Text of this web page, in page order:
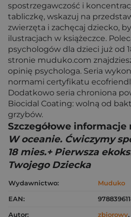
spostrzegawczość i
tabliczkę, wskazuj na
zwierzęta i zachęcaj dziecko,
ilustracjach w książeczce.
psychologów dla dzieci już od
stronie muduko.com
opinię psychologa. Seria
normami certyfikatu
Dodatkowo seria chroniona
Biocidal Coating: wolną od
grzybów.
Szczegółowe
W oceanie. Ćwiczymy
18 mies.+ Pierwsza
Twojego Dziecka
Wydawnictwo:
Muduko
EAN:
Autor:
zbiorowy,